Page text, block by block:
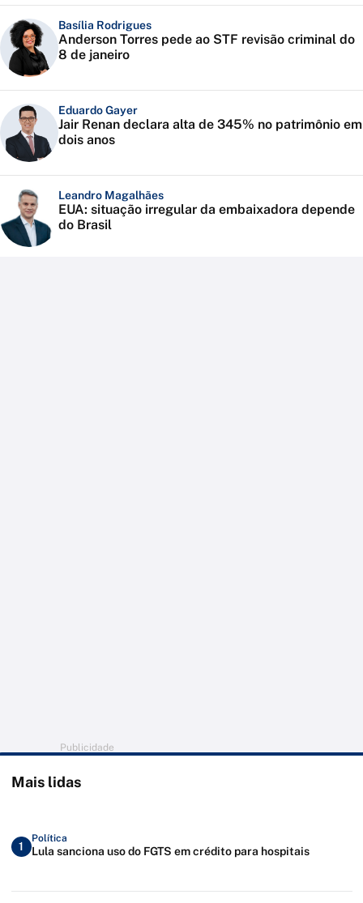
Basília Rodrigues
Anderson Torres pede ao STF revisão criminal do
8 de janeiro
Eduardo Gayer
Jair Renan declara alta de 345% no patrimônio em
dois anos
Leandro Magalhães
EUA: situação irregular da embaixadora depende
do Brasil
Publicidade
Mais lidas
1
Política
Lula sanciona uso do FGTS em crédito para hospitais